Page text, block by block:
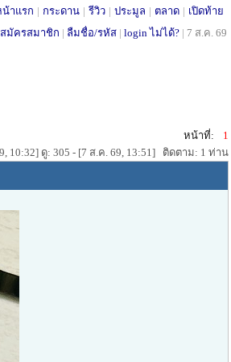
าแรก | กระดาน | รีวิว | ประมูล | ตลาด | เปิดท้าย
มัครสมาชิก | ลืมชื่อ/รหัส | login ไม่ได้? | 7 ส.ค. 69
หน้าที่:
1
10:32] ดู: 305 - [7 ส.ค. 69, 13:51] ติดตาม: 1 ท่าน